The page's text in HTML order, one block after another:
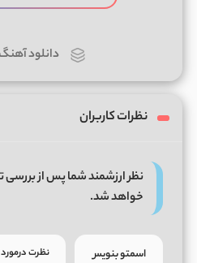
دانلود
نظرات کاربران
نظر ارزشمند شما پس از
خواهد شد.